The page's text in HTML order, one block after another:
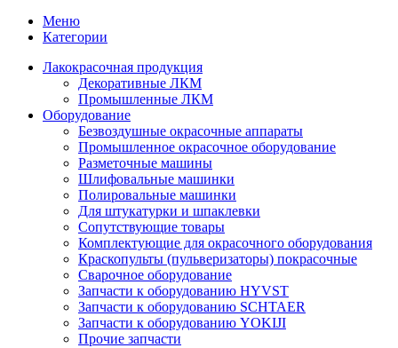
Меню
Категории
Лакокрасочная продукция
Декоративные ЛКМ
Промышленные ЛКМ
Оборудование
Безвоздушные окрасочные аппараты
Промышленное окрасочное оборудование
Разметочные машины
Шлифовальные машинки
Полировальные машинки
Для штукатурки и шпаклевки
Сопутствующие товары
Комплектующие для окрасочного оборудования
Краскопульты (пульверизаторы) покрасочные
Сварочное оборудование
Запчасти к оборудованию HYVST
Запчасти к оборудованию SCHTAER
Запчасти к оборудованию YOKIJI
Прочие запчасти